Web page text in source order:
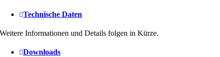
Technische Daten
Weitere Informationen und Details folgen in Kürze.
Downloads